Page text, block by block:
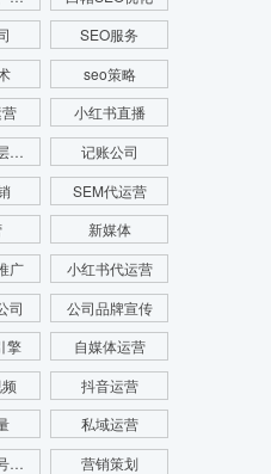
SEO服务
seo策略
小红书直播
小红书底层逻辑
记账公司
SEM代运营
新媒体
广
小红书代运营
司
公司品牌宣传
擎
自媒体运营
抖音运营
私域运营
微信公众号运营
营销策划